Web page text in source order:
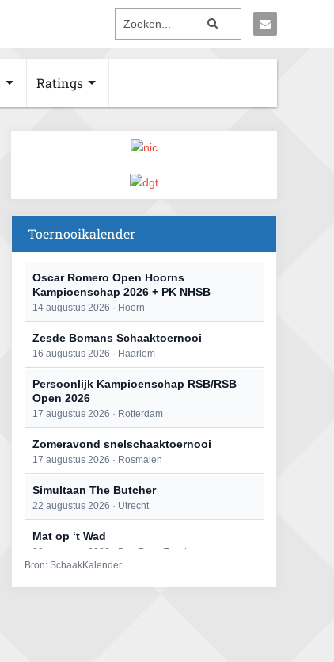
Ratings
Toernooikalender
Oscar Romero Open Hoorns
Kampioenschap 2026 + PK NHSB
14 augustus 2026 · Hoorn
Zesde Bomans Schaaktoernooi
16 augustus 2026 · Haarlem
Persoonlijk Kampioenschap RSB/RSB
Open 2026
17 augustus 2026 · Rotterdam
Zomeravond snelschaaktoernooi
17 augustus 2026 · Rosmalen
Simultaan The Butcher
22 augustus 2026 · Utrecht
Mat op ‘t Wad
22 augustus 2026 · Den Burg, Texel
Bron: SchaakKalender